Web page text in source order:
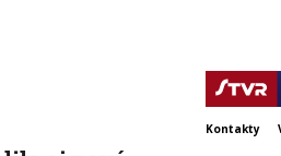
Kontakty